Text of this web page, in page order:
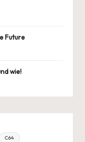
Future
wie!
C64